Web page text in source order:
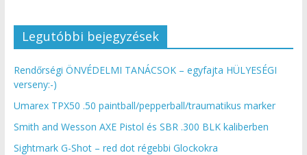
Legutóbbi bejegyzések
Rendőrségi ÖNVÉDELMI TANÁCSOK – egyfajta HÜLYESÉGI
verseny:-)
Umarex TPX50 .50 paintball/pepperball/traumatikus marker
Smith and Wesson AXE Pistol és SBR .300 BLK kaliberben
Sightmark G-Shot – red dot régebbi Glockokra